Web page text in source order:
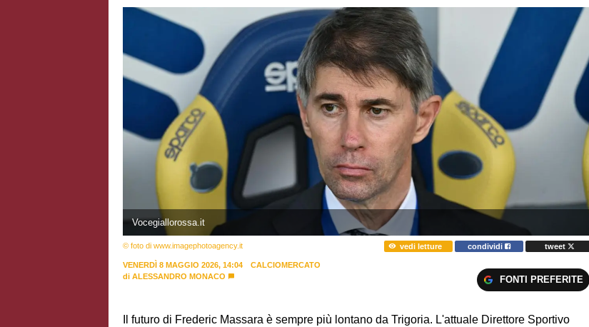
Vocegiallorossa.it
© foto di www.imagephotoagency.it vedi letture condividi tweet
VENERDÌ 8 MAGGIO 2026, 14:04
CALCIOMERCATO
di ALESSANDRO MONACO FONTI PREFERITE
Il futuro di Frederic Massara è sempre più lontano da Trigoria. L'attuale Direttore Sportivo